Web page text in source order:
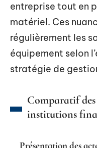
entreprise tout en
matériel. Ces
régulièrement les
équipement selon
stratégie de
Comparatif
institutions
Présentation des